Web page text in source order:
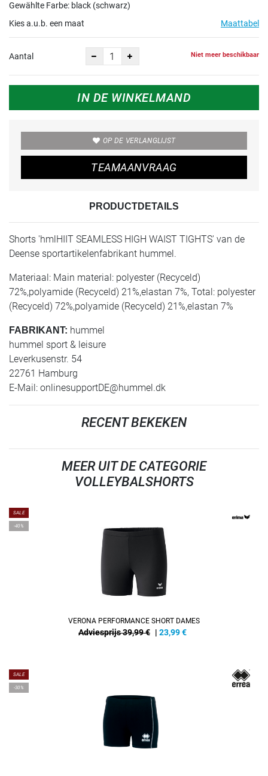
Gewählte Farbe: black (schwarz)
Kies a.u.b. een maat
Maattabel
Aantal Niet meer beschikbaar
IN DE WINKELMAND
OP DE VERLANGLIJST
TEAMAANVRAAG
PRODUCTDETAILS
Shorts 'hmlHIIT SEAMLESS HIGH WAIST TIGHTS' van de
Deense sportartikelenfabrikant hummel.
Materiaal: Main material: polyester (Recyceld)
72%,polyamide (Recyceld) 21%,elastan 7%, Total: polyester
(Recyceld) 72%,polyamide (Recyceld) 21%,elastan 7%
FABRIKANT: hummel
hummel sport & leisure
Leverkusenstr. 54
22761 Hamburg
E-Mail: onlinesupportDE@hummel.dk
RECENT BEKEKEN
MEER UIT DE CATEGORIE
VOLLEYBALSHORTS
SALE
-40%
VERONA PERFORMANCE SHORT DAMES
Adviesprijs 39,99 € | 23,99€
SALE
-30%